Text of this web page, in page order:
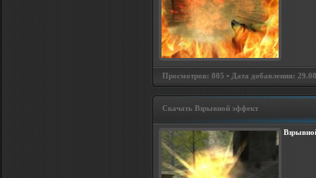
Просмотров: 805 • Дата добавления:
Скачать Взрывной эффект